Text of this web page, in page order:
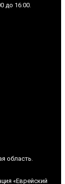
до 16:00.
область.
«Еврейский